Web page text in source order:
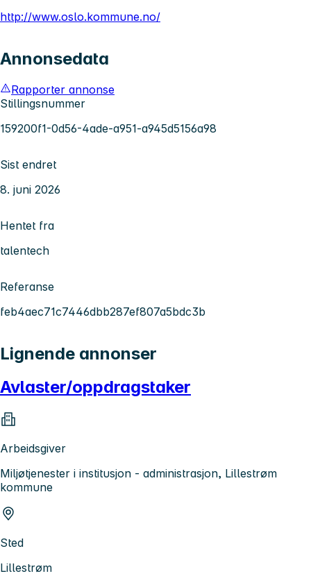
http://www.oslo.kommune.no/
Annonsedata
Rapporter annonse
Stillingsnummer
159200f1-0d56-4ade-a951-a945d5156a98
Sist endret
8. juni 2026
Hentet fra
talentech
Referanse
feb4aec71c7446dbb287ef807a5bdc3b
Lignende annonser
Avlaster/oppdragstaker
Arbeidsgiver
Miljøtjenester i institusjon - administrasjon, Lillestrøm
kommune
Sted
Lillestrøm